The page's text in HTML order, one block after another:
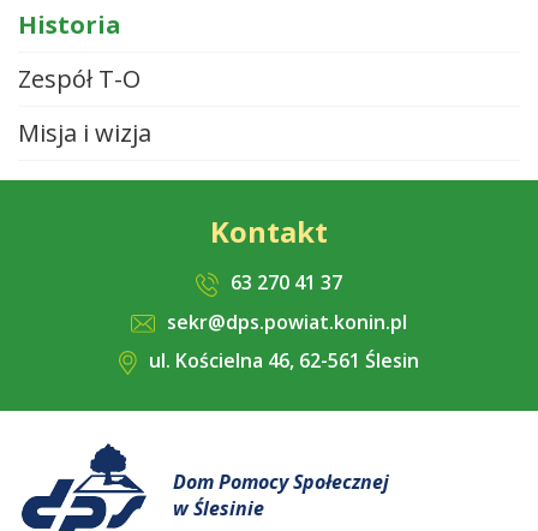
Historia
Zespół T-O
Misja i wizja
Kontakt
63 270 41 37
sekr@dps.powiat.konin.pl
ul. Kościelna 46, 62-561 Ślesin
Dom Pomocy Społecznej
w Ślesinie